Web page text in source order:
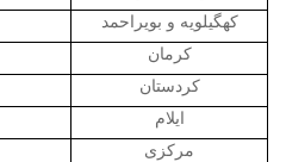
کهگیلویه و بویراحمد
کرمان
کردستان
ایلام
مرکزی